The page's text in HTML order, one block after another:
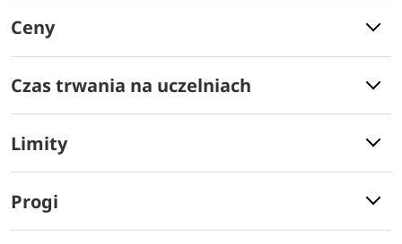
Ceny
Czas trwania na uczelniach
Limity
Progi